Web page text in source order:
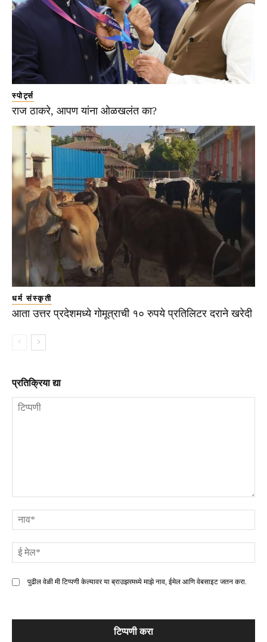
स्पोर्ट्स
राज ठाकरे, आपण यांना ओळखलंत का?
धर्म संस्कृती
आता उत्तर प्रदेशमध्ये गोमूत्राची १० रुपये प्रतिलिटर दराने खरेदी
प्रतिक्रिया द्या
पुढील वेळी मी टिप्पणी केल्यावर या ब्राउझरमध्ये माझे नाव, ईमेल आणि वेबसाइट जतन करा.